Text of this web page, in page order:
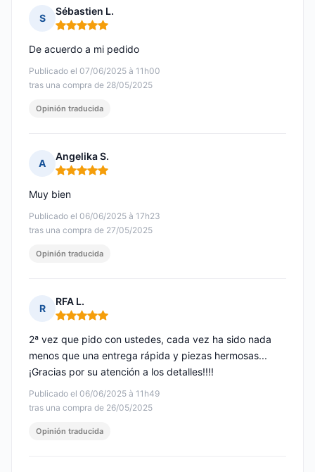
S
Sébastien L.
Nota: 5 de 5
Publicado el 07/06/2025 à 11h00
tras una compra de 28/05/2025
De acuerdo a mi pedido
Opinión traducida
A
Angelika S.
Nota: 5 de 5
Publicado el 06/06/2025 à 17h23
tras una compra de 27/05/2025
Muy bien
Opinión traducida
R
RFA L.
Nota: 5 de 5
Publicado el 06/06/2025 à 11h49
tras una compra de 26/05/2025
2ª vez que pido con ustedes, cada vez ha sido nada
menos que una entrega rápida y piezas hermosas...
¡Gracias por su atención a los detalles!!!!
Opinión traducida